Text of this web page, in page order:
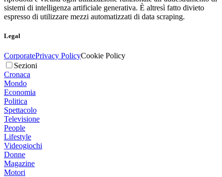
sistemi di intelligenza artificiale generativa. È altresì fatto divieto
espresso di utilizzare mezzi automatizzati di data scraping.
Legal
CorporatePrivacy PolicyCookie Policy
Sezioni
Cronaca
Mondo
Economia
Politica
Spettacolo
Televisione
People
Lifestyle
Videogiochi
Donne
Magazine
Motori